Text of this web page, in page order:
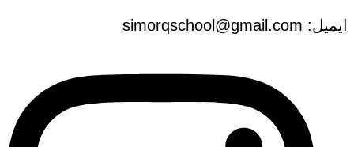
ایمیل: simorqschool@gmail.com